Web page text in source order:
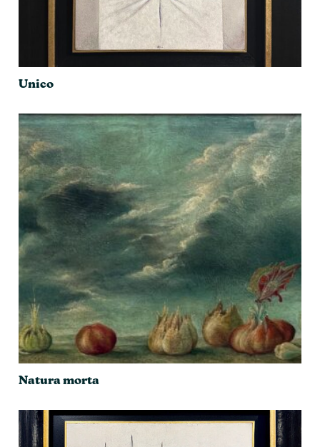
Unico
Natura morta